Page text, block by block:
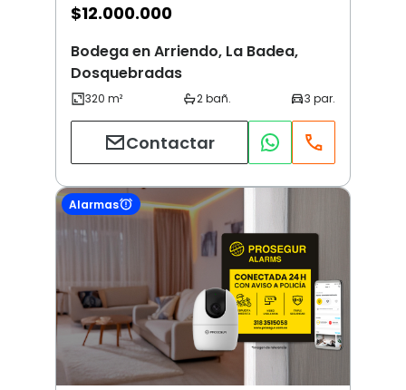
$12.000.000
Bodega en Arriendo, La Badea,
Dosquebradas
Contactar
Alarmas